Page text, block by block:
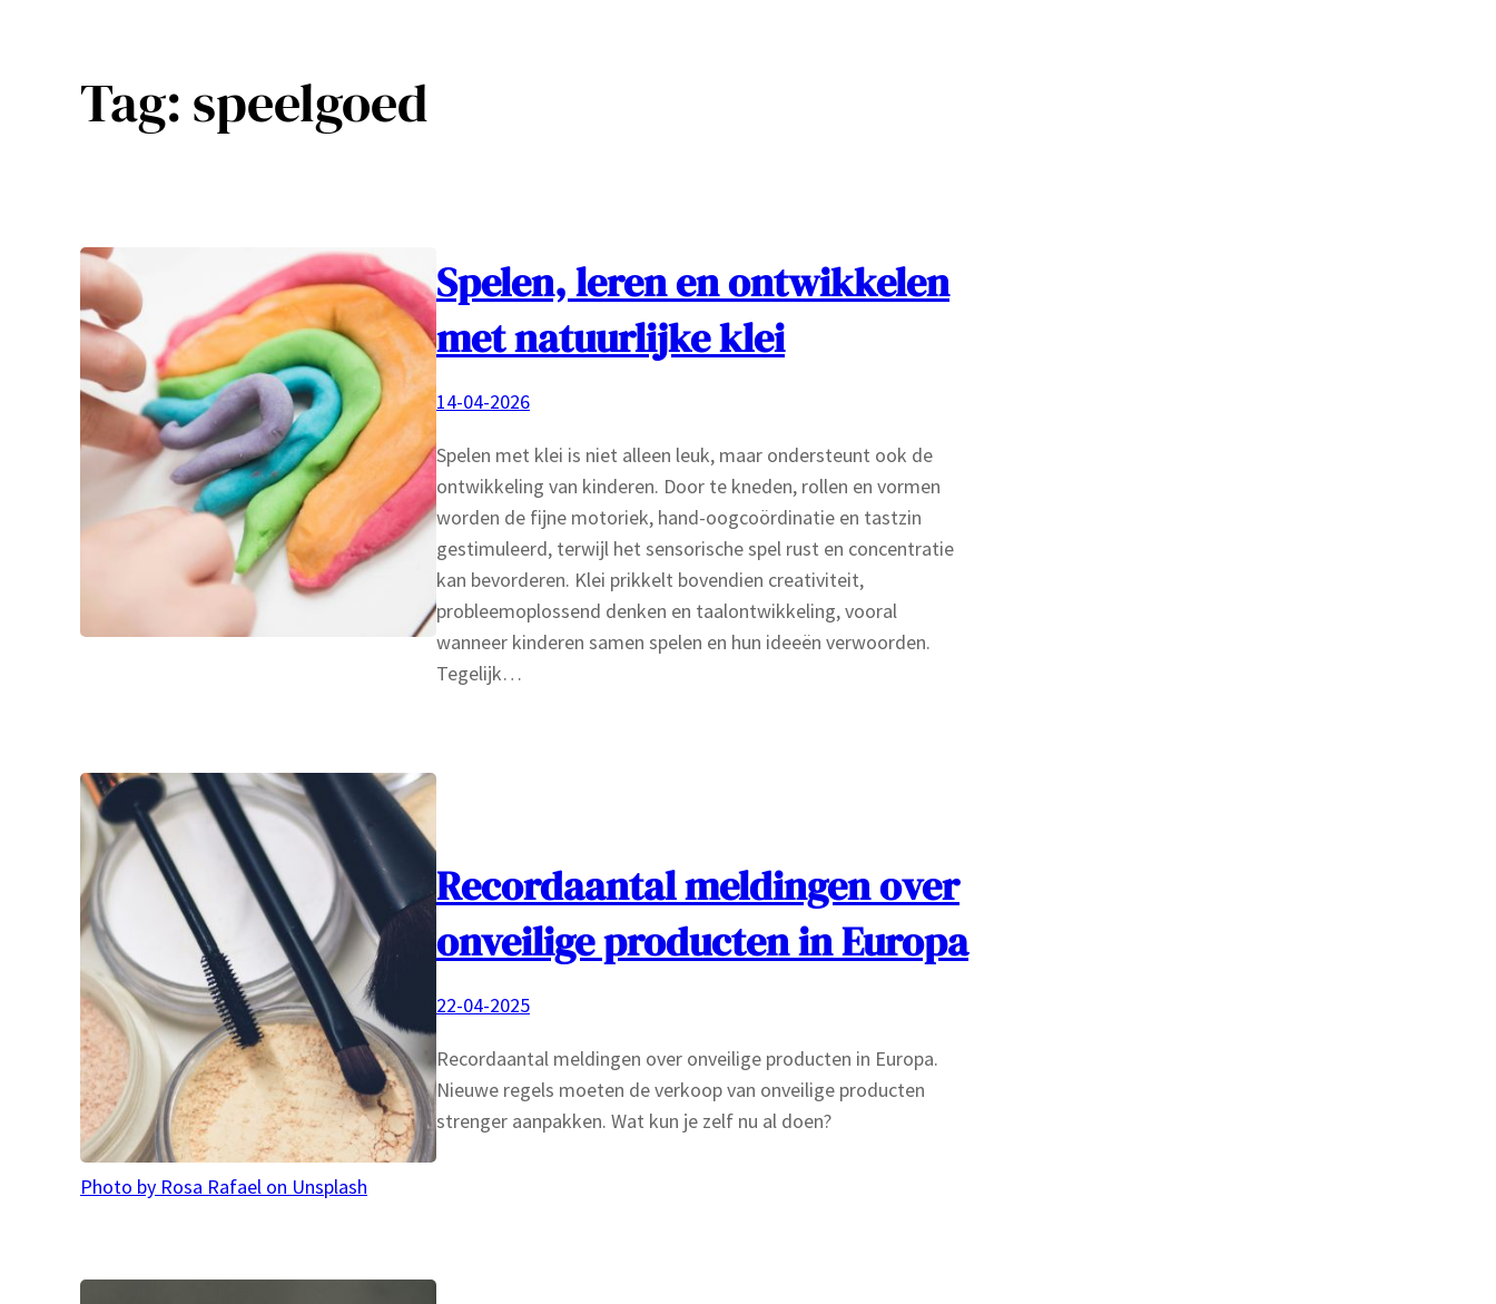
Tag:speelgoed
Spelen, leren en ontwikkelen
met natuurlijke klei
14-04-2026
Spelen met klei is niet alleen leuk, maar ondersteunt ook de
ontwikkeling van kinderen. Door te kneden, rollen en vormen
worden de fijne motoriek, hand-oogcoördinatie en tastzin
gestimuleerd, terwijl het sensorische spel rust en concentratie
kan bevorderen. Klei prikkelt bovendien creativiteit,
probleemoplossend denken en taalontwikkeling, vooral
wanneer kinderen samen spelen en hun ideeën verwoorden.
Tegelijk…
Photo by Rosa Rafael on Unsplash
Recordaantal meldingen over
onveilige producten in Europa
22-04-2025
Recordaantal meldingen over onveilige producten in Europa.
Nieuwe regels moeten de verkoop van onveilige producten
strenger aanpakken. Wat kun je zelf nu al doen?